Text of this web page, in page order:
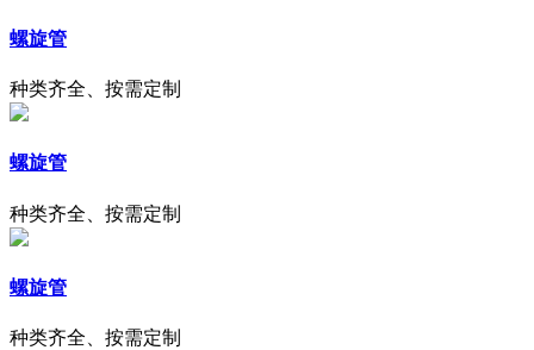
螺旋管
种类齐全、按需定制
螺旋管
种类齐全、按需定制
螺旋管
种类齐全、按需定制